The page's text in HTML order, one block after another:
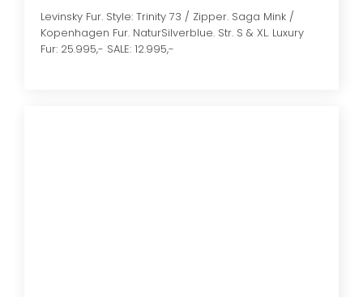
Levinsky Fur. Style: Trinity 73 / Zipper. Saga Mink /
Kopenhagen Fur. NaturSilverblue. Str. S & XL. Luxury
Fur: 25.995,- SALE: 12.995,-